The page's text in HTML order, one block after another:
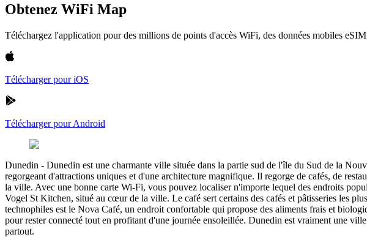
Obtenez WiFi Map
Téléchargez l'application pour des millions de points d'accès WiFi, des données mobiles
Télécharger pour iOS
Télécharger pour Android
Dunedin - Dunedin est une charmante ville située dans la partie sud de l'île du Sud de la
regorgeant d'attractions uniques et d'une architecture magnifique. Il regorge de cafés, de
la ville. Avec une bonne carte Wi-Fi, vous pouvez localiser n'importe lequel des endroits
Vogel St Kitchen, situé au cœur de la ville. Le café sert certains des cafés et pâtisseries les
technophiles est le Nova Café, un endroit confortable qui propose des aliments frais et
pour rester connecté tout en profitant d'une journée ensoleillée. Dunedin est vraiment une
partout.